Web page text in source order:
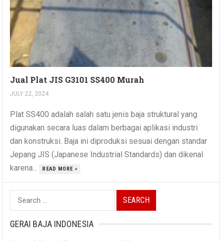
Jual Plat JIS G3101 SS400 Murah
JULY 22, 2024
Plat SS400 adalah salah satu jenis baja struktural yang
digunakan secara luas dalam berbagai aplikasi industri
dan konstruksi. Baja ini diproduksi sesuai dengan standar
Jepang JIS (Japanese Industrial Standards) dan dikenal
karena...
READ MORE »
Search
for:
GERAI BAJA INDONESIA